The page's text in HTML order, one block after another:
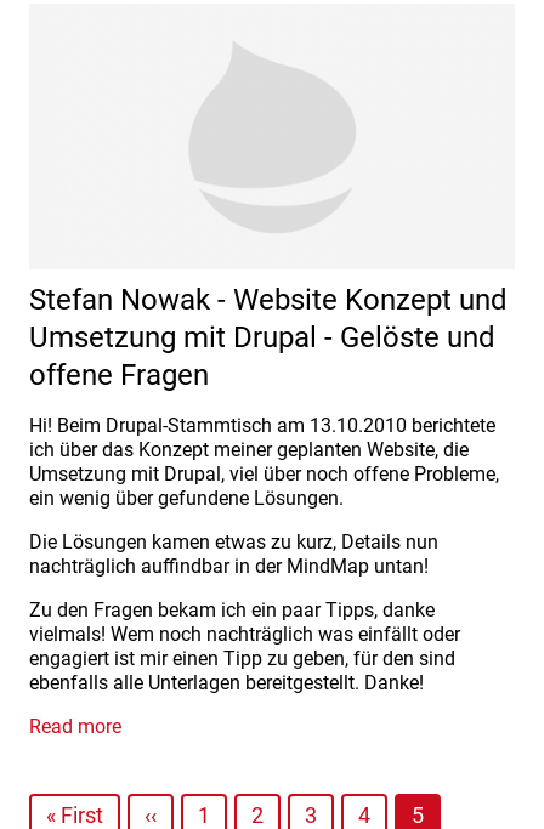
Stefan Nowak - Website Konzept und
Umsetzung mit Drupal - Gelöste und
offene Fragen
Hi! Beim Drupal-Stammtisch am 13.10.2010 berichtete
ich über das Konzept meiner geplanten Website, die
Umsetzung mit Drupal, viel über noch offene Probleme,
ein wenig über gefundene Lösungen.
Die Lösungen kamen etwas zu kurz, Details nun
nachträglich auffindbar in der MindMap untan!
Zu den Fragen bekam ich ein paar Tipps, danke
vielmals! Wem noch nachträglich was einfällt oder
engagiert ist mir einen Tipp zu geben, für den sind
ebenfalls alle Unterlagen bereitgestellt. Danke!
Read more
« First ‹‹ 1 2 3 4 5